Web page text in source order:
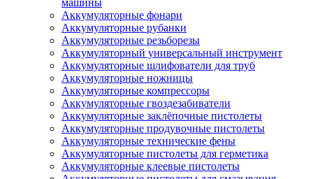
машины
Аккумуляторные фонари
Аккумуляторные рубанки
Аккумуляторные резьборезы
Аккумуляторный универсальный инструмент
Аккумуляторные шлифователи для труб
Аккумуляторные ножницы
Аккумуляторные компрессоры
Аккумуляторные гвоздезабиватели
Аккумуляторные заклёпочные пистолеты
Аккумуляторные продувочные пистолеты
Аккумуляторные технические фены
Аккумуляторные пистолеты для герметика
Аккумуляторные клеевые пистолеты